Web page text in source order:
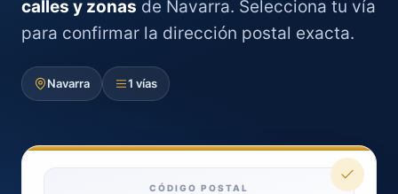
calles y zonas de Navarra. Selecciona tu vía
para confirmar la dirección postal exacta.
Navarra 1 vías
CÓDIGO POSTAL